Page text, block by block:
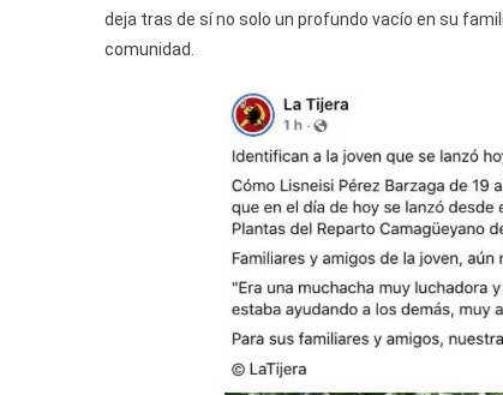
deja tras de sí no solo un profundo vacío en su
comunidad.